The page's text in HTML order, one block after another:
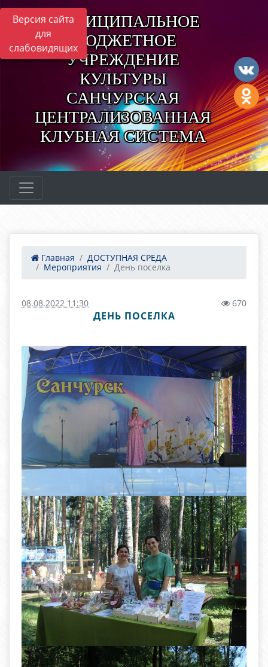
Версия сайта
для
слабовидящих
МУНИЦИПАЛЬНОЕ
БЮДЖЕТНОЕ
УЧРЕЖДЕНИЕ
КУЛЬТУРЫ
САНЧУРСКАЯ
ЦЕНТРАЛИЗОВАННАЯ
КЛУБНАЯ СИСТЕМА
Главная
ДОСТУПНАЯ СРЕДА
Мероприятия
День поселка
08.08.2022 11:30 670
ДЕНЬ ПОСЕЛКА